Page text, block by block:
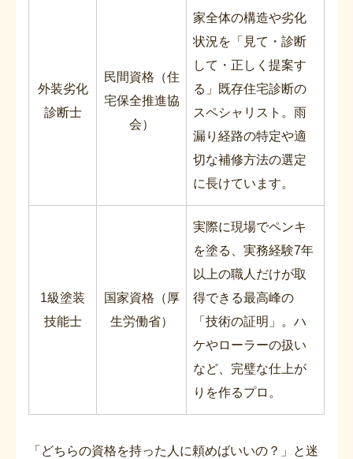
外装劣化
診断士
民間資格（住
宅保全推進協
会）
家全体の構造や劣化
状況を「見て・診断
して・正しく提案す
る」既存住宅診断の
スペシャリスト。雨
漏り経路の特定や適
切な補修方法の選定
に長けています。
1級塗装
技能士
国家資格（厚
生労働省）
実際に現場でペンキ
を塗る、実務経験7年
以上の職人だけが取
得できる最高峰の
「技術の証明」。ハ
ケやローラーの扱い
など、完璧な仕上が
りを作るプロ。
「どちらの資格を持った人に頼めばいいの？」と迷